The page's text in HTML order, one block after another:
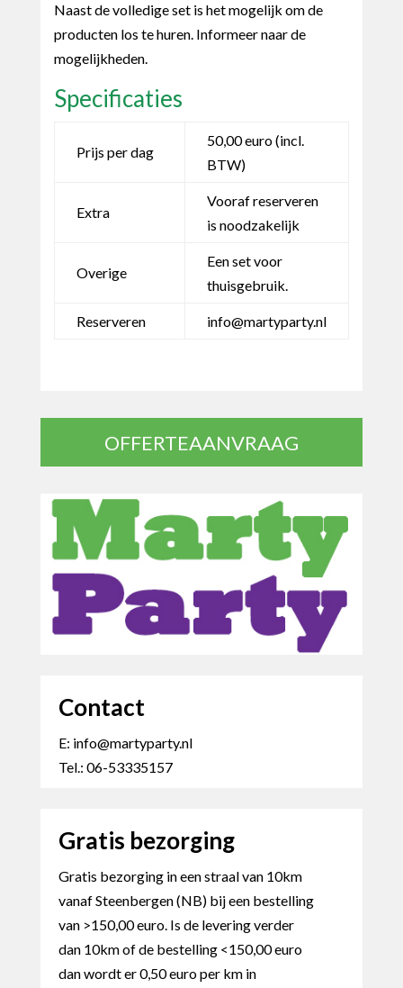
Naast de volledige set is het mogelijk om de
producten los te huren. Informeer naar de
mogelijkheden.
Specificaties
Prijs per dag
50,00 euro (incl.
BTW)
Extra
Vooraf reserveren
is noodzakelijk
Overige
Een set voor
thuisgebruik.
Reserveren info@martyparty.nl
OFFERTEAANVRAAG
Contact
E: info@martyparty.nl
Tel.: 06-53335157
Gratis bezorging
Gratis bezorging in een straal van 10km
vanaf Steenbergen (NB) bij een bestelling
van >150,00 euro. Is de levering verder
dan 10km of de bestelling <150,00 euro
dan wordt er 0,50 euro per km in